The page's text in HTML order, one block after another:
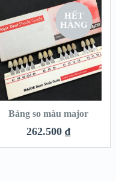
HẾT
HÀNG
Bảng so màu major
262.500₫